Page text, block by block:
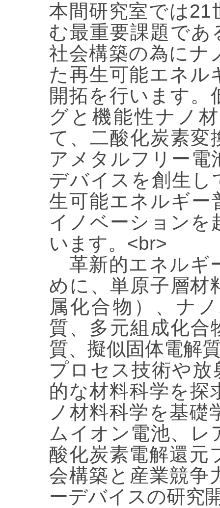
本間研究室では21
む最重要課題であ
社会構築の為にナ
た再生可能エネル
開拓を行います。
グと機能性ナノ
て、二酸化炭素変
アメタルフリー電
デバイスを創生し
生可能エネルギー
イノベーションを
います。<br>
革新的エネルギ
めに、単原子層材
属化合物）、ナ
質、多元組成化合
質、擬似固体電解
プロセス技術や放
的な材料科学を探
ノ材料科学を基
ムイオン電池、レ
酸化炭素電解還元
会構築と産業競争
ーデバイスの研究